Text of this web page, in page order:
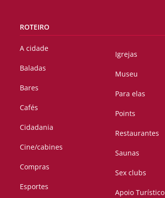
ROTEIRO
A cidade
Baladas
Bares
Cafés
Cidadania
Cine/cabines
Compras
Esportes
Igrejas
Museu
Para elas
Points
Restaurantes
Saunas
Sex clubs
Apoio Turístico